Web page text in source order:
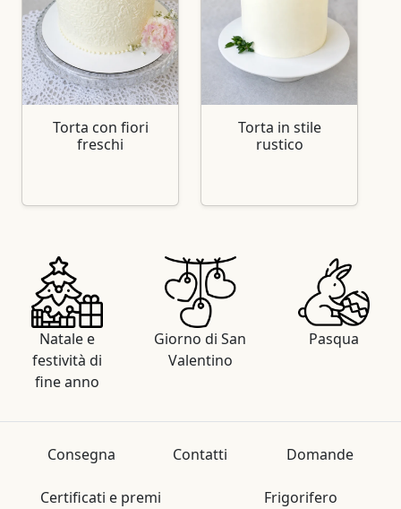
Torta con fiori
freschi
Torta in stile
rustico
Natale e
festività di
fine anno
Giorno di San
Valentino
Pasqua
Consegna Contatti Domande
Certificati e premi Frigorifero